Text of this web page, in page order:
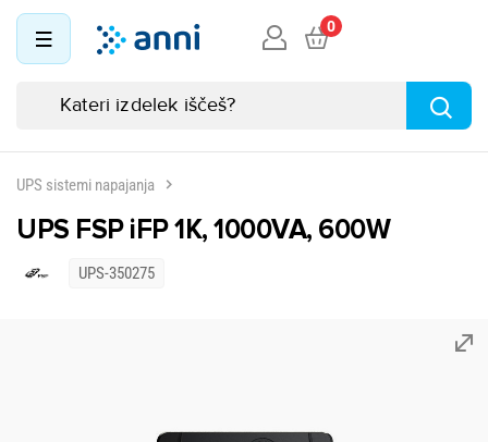
0
UPS sistemi napajanja
UPS FSP iFP 1K, 1000VA, 600W
UPS-350275